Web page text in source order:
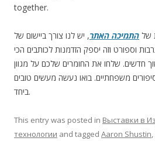
together.
של התמיכה האתר, יש לנו צורך ביישום של
וספורט וזה יספק הזדמנות לכותבים הכי
חדשים. שלחו את החומרים שלכם על מגוון
משפחתיים. בואו נעשה מעשים טובים
ביחד.
This entry was posted in Выставки в
технологии and tagged Aaron Shustin,